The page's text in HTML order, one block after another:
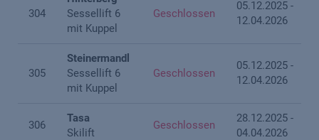
304
Sessellift 6
mit Kuppel
Geschlossen
05.12.2025 -
12.04.2026
305
Steinermandl
Sessellift 6
mit Kuppel
Geschlossen
05.12.2025 -
12.04.2026
306
Tasa
Skilift
Geschlossen
28.12.2025 -
04.04.2026